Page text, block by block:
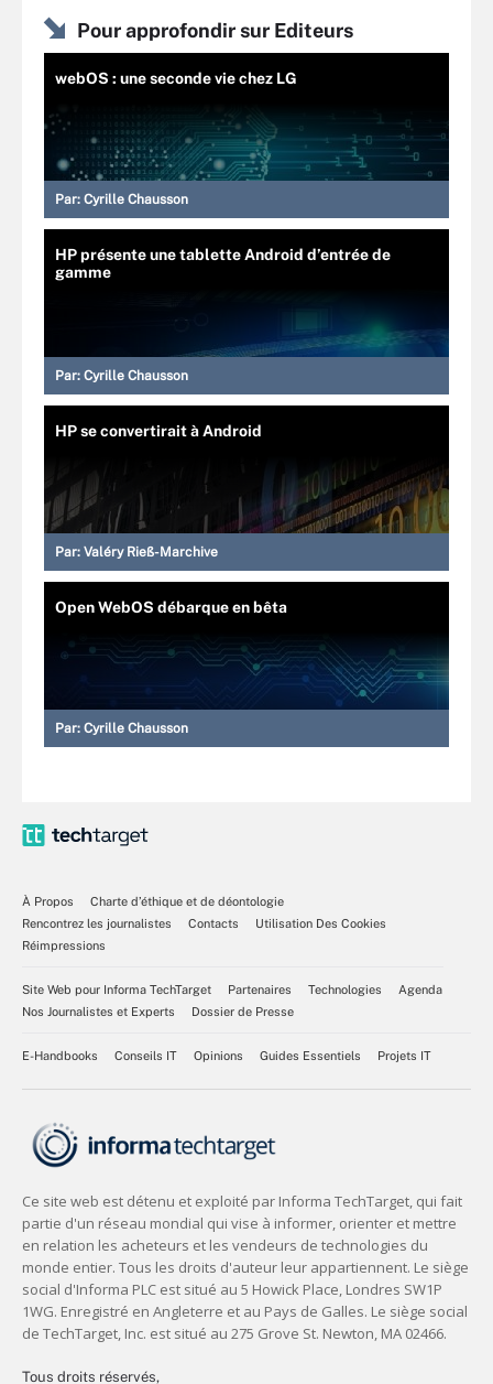
Pour approfondir sur Editeurs
webOS : une seconde vie chez LG
Par: Cyrille Chausson
HP présente une tablette Android d’entrée de
gamme
Par: Cyrille Chausson
HP se convertirait à Android
Par: Valéry Rieß-Marchive
Open WebOS débarque en bêta
Par: Cyrille Chausson
À Propos
Charte d’éthique et de déontologie
Rencontrez les journalistes
Contacts
Utilisation Des Cookies
Réimpressions
Site Web pour Informa TechTarget Partenaires Technologies
Agenda
Nos Journalistes et Experts
Dossier de Presse
E-Handbooks Conseils IT Opinions Guides Essentiels Projets IT
Tous droits réservés,